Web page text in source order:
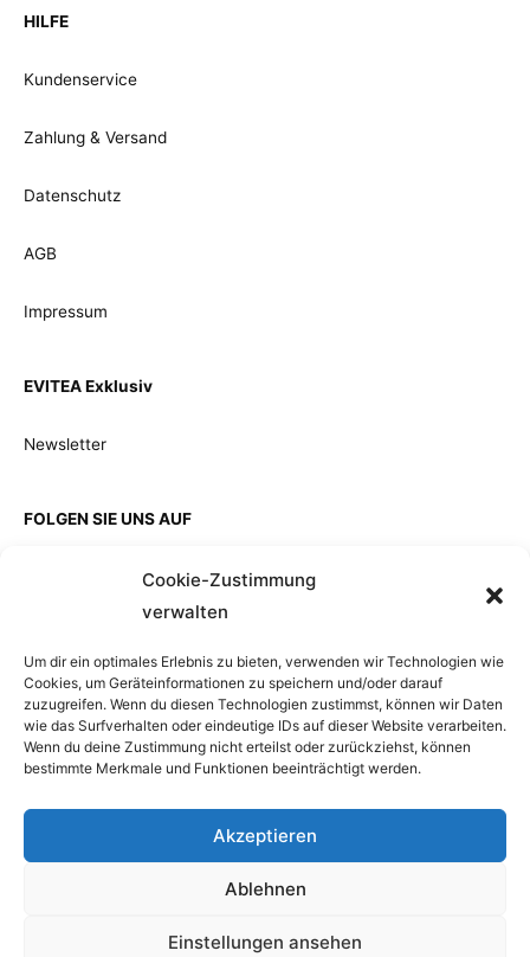
Cookie-Zustimmung
verwalten
Um dir ein optimales Erlebnis zu bieten, verwenden wir Technologien wie
Cookies, um Geräteinformationen zu speichern und/oder darauf
zuzugreifen. Wenn du diesen Technologien zustimmst, können wir Daten
wie das Surfverhalten oder eindeutige IDs auf dieser Website verarbeiten.
Wenn du deine Zustimmung nicht erteilst oder zurückziehst, können
bestimmte Merkmale und Funktionen beeinträchtigt werden.
Akzeptieren
Ablehnen
Einstellungen ansehen
HILFE
Kundenservice
Zahlung & Versand
Datenschutz
AGB
Impressum
EVITEA Exklusiv
Newsletter
FOLGEN SIE UNS AUF
Copyright © 2026 BlueHarbour GmbH, a company of